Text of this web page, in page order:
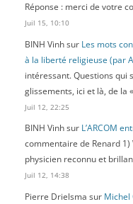
Réponse : merci de votre
Juil 15, 10:10
BINH Vinhsur Les mots
à la liberté religieuse (par
intéressant. Questions qui
glissements, ici et là, de la
Juil 12, 22:25
BINH Vinhsur L’ARCOM
commentaire de Renard 1)
physicien reconnu et
Juil 12, 14:38
Pierre Drielsma sur Michel